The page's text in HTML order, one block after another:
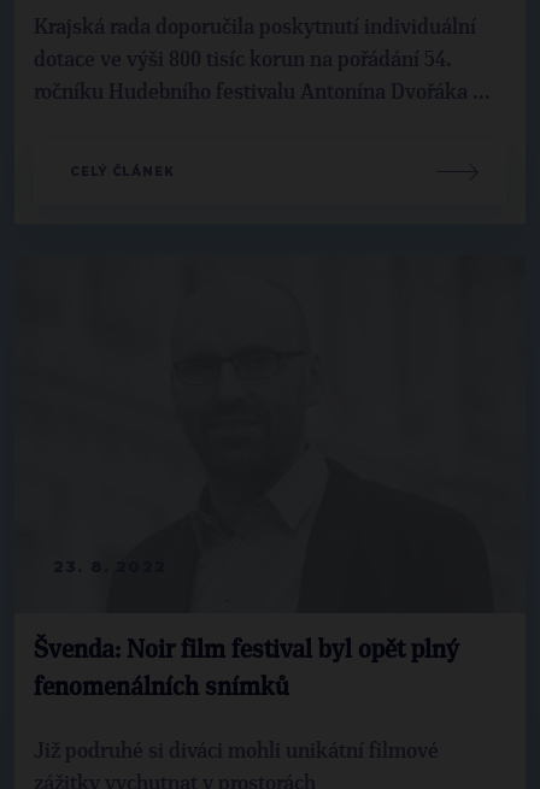
Krajská rada doporučila poskytnutí individuální
dotace ve výši 800 tisíc korun na pořádání 54.
ročníku Hudebního festivalu Antonína Dvořáka ...
CELÝ ČLÁNEK
Švenda: Noir film festival byl opět plný
fenomenálních snímků
Již podruhé si diváci mohli unikátní filmové
zážitky vychutnat v prostorách